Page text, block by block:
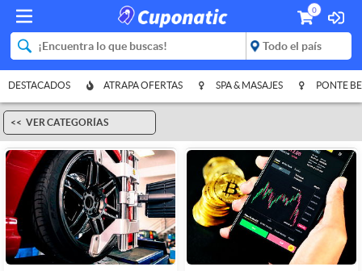
0
DESTACADOS ATRAPA OFERTAS SPA & MASAJES PONTE
VER CATEGORÍAS